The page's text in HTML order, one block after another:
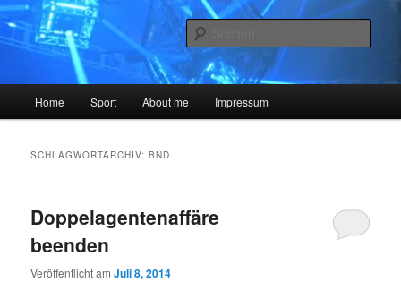
Zum
primären
Inhalt
Zum
sekundären
Inhalt
Sysiphos.de
The Blog is a lie
Home Sport About me Impressum
SCHLAGWORTARCHIV:BND
Doppelagentenaffäre
beenden
Veröffentlicht amJuli 8, 2014